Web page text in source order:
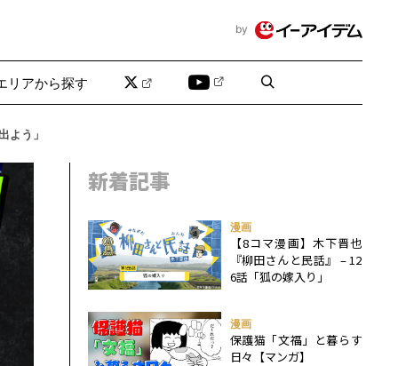
by
リアから探す
よう」
新着記事
漫画
【8コマ漫画】木下晋也
『柳田さんと民話』 – 12
6話「狐の嫁入り」
漫画
保護猫「文福」と暮らす
日々【マンガ】